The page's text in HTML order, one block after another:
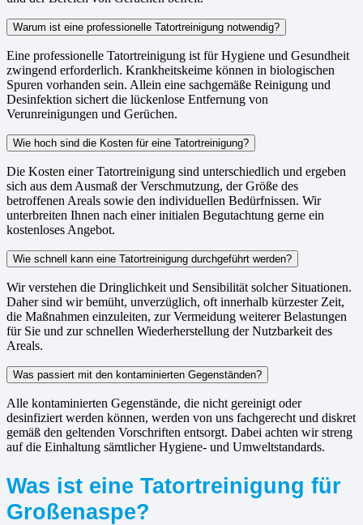
Warum ist eine professionelle Tatortreinigung notwendig?
Eine professionelle Tatortreinigung ist für Hygiene und Gesundheit
zwingend erforderlich. Krankheitskeime können in biologischen
Spuren vorhanden sein. Allein eine sachgemäße Reinigung und
Desinfektion sichert die lückenlose Entfernung von
Verunreinigungen und Gerüchen.
Wie hoch sind die Kosten für eine Tatortreinigung?
Die Kosten einer Tatortreinigung sind unterschiedlich und ergeben
sich aus dem Ausmaß der Verschmutzung, der Größe des
betroffenen Areals sowie den individuellen Bedürfnissen. Wir
unterbreiten Ihnen nach einer initialen Begutachtung gerne ein
kostenloses Angebot.
Wie schnell kann eine Tatortreinigung durchgeführt werden?
Wir verstehen die Dringlichkeit und Sensibilität solcher Situationen.
Daher sind wir bemüht, unverzüglich, oft innerhalb kürzester Zeit,
die Maßnahmen einzuleiten, zur Vermeidung weiterer Belastungen
für Sie und zur schnellen Wiederherstellung der Nutzbarkeit des
Areals.
Was passiert mit den kontaminierten Gegenständen?
Alle kontaminierten Gegenstände, die nicht gereinigt oder
desinfiziert werden können, werden von uns fachgerecht und diskret
gemäß den geltenden Vorschriften entsorgt. Dabei achten wir streng
auf die Einhaltung sämtlicher Hygiene- und Umweltstandards.
Was ist eine Tatortreinigung für
Großenaspe?